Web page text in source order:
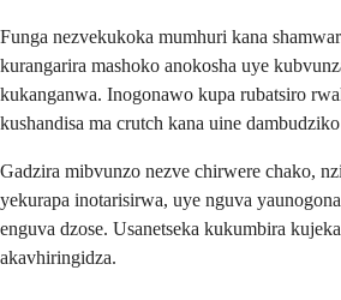
Funga nezvekukoka mumhuri kana
kurangarira mashoko anokosha uye
kukanganwa. Inogonawo kupa rubatsiro
kushandisa ma crutch kana uine
Gadzira mibvunzo nezve chirwere chako,
yekurapa inotarisirwa, uye nguva
enguva dzose. Usanetseka kukumbira
akavhiringidza.